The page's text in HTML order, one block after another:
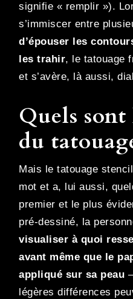
signifie « remplir »).
s’immiscer entre
d’épouser les
les trahir, le tatouage
et s’avère, là aussi,
Quels sont
du
Mais le tatouage
mot et a, lui aussi,
premier et le plus
pré-dessiné, la
visualiser à quoi
avant même que le
appliqué sur sa peau
légères différences